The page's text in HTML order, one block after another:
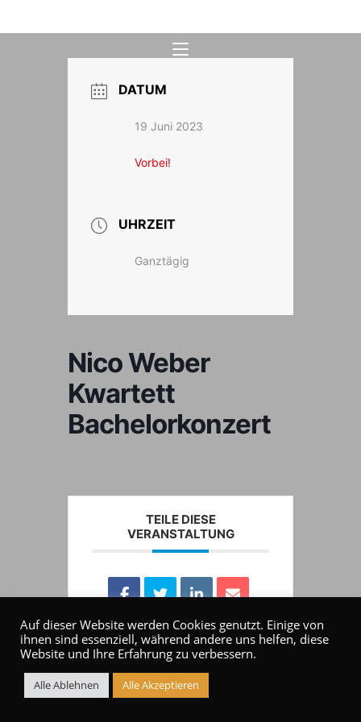
Inhalt
DATUM
19 Juni 2023
Vorbei!
UHRZEIT
Ganztägig
Nico Weber
Kwartett
Bachelorkonzert
TEILE DIESE
VERANSTALTUNG
Auf dieser Website werden Cookies genutzt. Einige von
ihnen sind essenziell, während andere uns helfen, diese
Website und Ihre Erfahrung zu verbessern.
Alle Ablehnen Alle Akzeptieren